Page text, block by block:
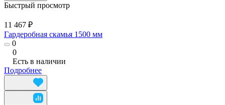
Быстрый просмотр
11 467 ₽
Гардеробная скамья 1500 мм
0
0
Есть в наличии
Подробнее